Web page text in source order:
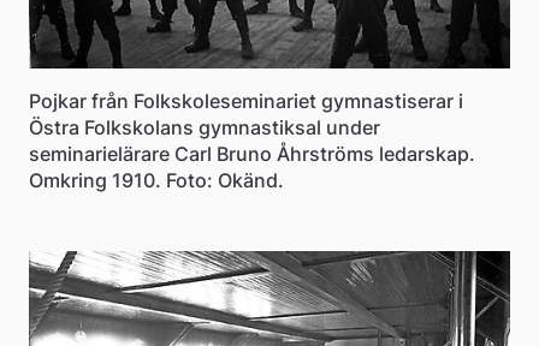
Pojkar från Folkskoleseminariet gymnastiserar i
Östra Folkskolans gymnastiksal under
seminarielärare Carl Bruno Åhrströms ledarskap.
Omkring 1910. Foto: Okänd.